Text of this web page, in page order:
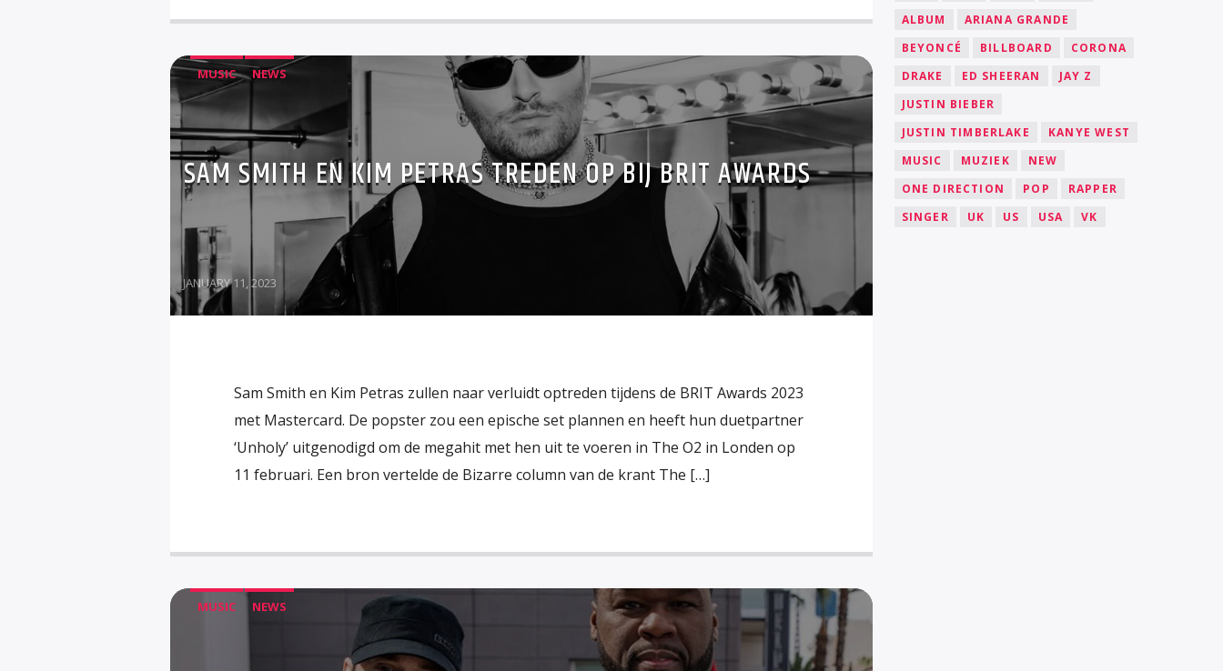
MUSIC NEWS
SAM SMITH EN KIM PETRAS TREDEN OP BIJ BRIT AWARDS
JANUARY 11, 2023
Sam Smith en Kim Petras zullen naar verluidt optreden tijdens de BRIT Awards 2023
met Mastercard. De popster zou een epische set plannen en heeft hun duetpartner
‘Unholy’ uitgenodigd om de megahit met hen uit te voeren in The O2 in Londen op
11 februari. Een bron vertelde de Bizarre column van de krant The […]
MUSIC NEWS
ALBUM
ARIANA GRANDE
BEYONCÉ
BILLBOARD
CORONA
DRAKE
ED SHEERAN
JAY Z
JUSTIN BIEBER
JUSTIN TIMBERLAKE
KANYE WEST
MUSIC
MUZIEK
NEW
ONE DIRECTION
POP
RAPPER
SINGER
UK US USA VK